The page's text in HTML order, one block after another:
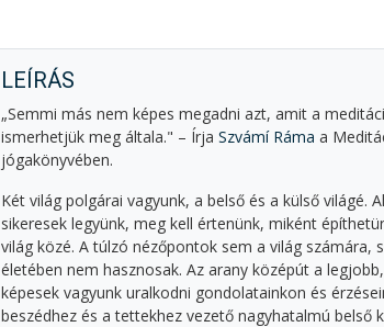
LEÍRÁS
„Semmi más nem képes megadni azt, amit a
ismerhetjük meg általa." – Írja Szvámí Ráma a
jógakönyvében.
Két világ polgárai vagyunk, a belső és a külső világé.
sikeresek legyünk, meg kell értenünk, miként
világ közé. A túlzó nézőpontok sem a világ számára,
életében nem hasznosak. Az arany középút a
képesek vagyunk uralkodni gondolatainkon és
beszédhez és a tettekhez vezető nagyhatalmú belső